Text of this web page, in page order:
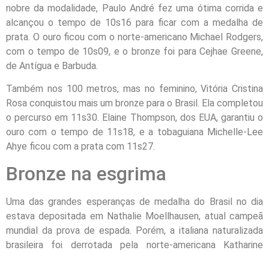
nobre da modalidade, Paulo André fez uma ótima corrida e
alcançou o tempo de 10s16 para ficar com a medalha de
prata. O ouro ficou com o norte-americano Michael Rodgers,
com o tempo de 10s09, e o bronze foi para Cejhae Greene,
de Antígua e Barbuda.
Também nos 100 metros, mas no feminino, Vitória Cristina
Rosa conquistou mais um bronze para o Brasil. Ela completou
o percurso em 11s30. Elaine Thompson, dos EUA, garantiu o
ouro com o tempo de 11s18, e a tobaguiana Michelle-Lee
Ahye ficou com a prata com 11s27.
Bronze na esgrima
Uma das grandes esperanças de medalha do Brasil no dia
estava depositada em Nathalie Moellhausen, atual campeã
mundial da prova de espada. Porém, a italiana naturalizada
brasileira foi derrotada pela norte-americana Katharine